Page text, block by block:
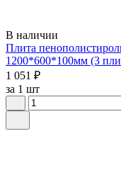
В наличии
Плита
1200*600*100мм (3
1 051 ₽
за 1 шт